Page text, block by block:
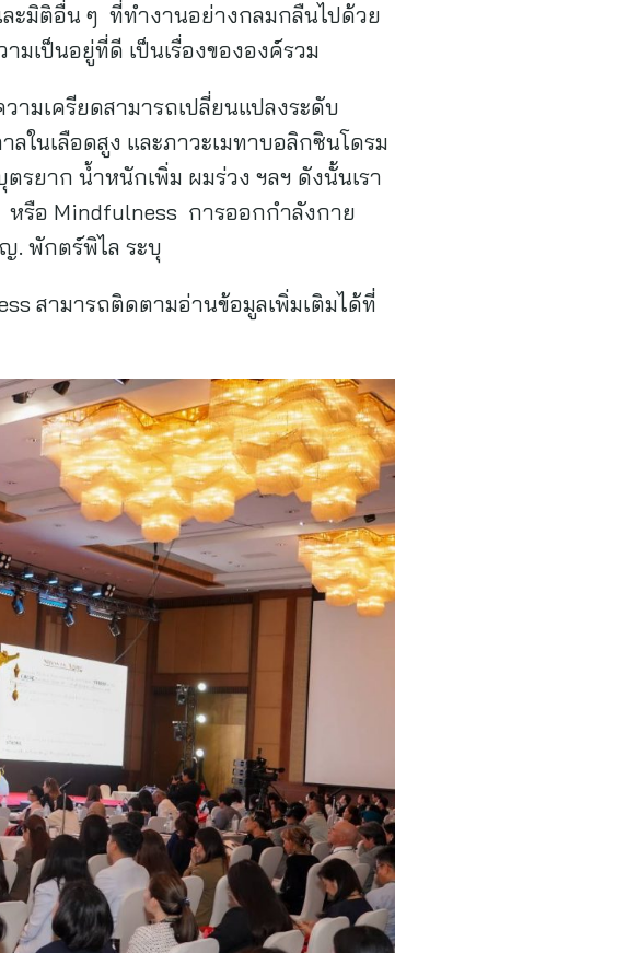
ะมิติอื่น ๆ ที่ทำงานอย่างกลมกลืนไปด้วย
มเป็นอยู่ที่ดี เป็นเรื่องขององค์รวม
ามเครียดสามารถเปลี่ยนแปลงระดับ
ในเลือดสูง และภาวะเมทาบอลิกซินโดรม
รยาก น้ำหนักเพิ่ม ผมร่วง ฯลฯ ดังนั้นเรา
รือ Mindfulness การออกกำลังกาย
. พักตร์พิไล ระบุ
สามารถติดตามอ่านข้อมูลเพิ่มเติมได้ที่